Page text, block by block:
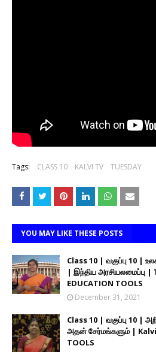
Tags: CLASS 10 KALVI TV TUESDAY
YOU MAY LIKE THESE POSTS
Class 10 | வகுப்பு 10 |
| இந்திய அரசியலமைப்பு
EDUCATION TOOLS
December 31, 2021
Class 10 | வகுப்பு 10 |
அதன் சேர்மங்களும் | Kalvi
TOOLS